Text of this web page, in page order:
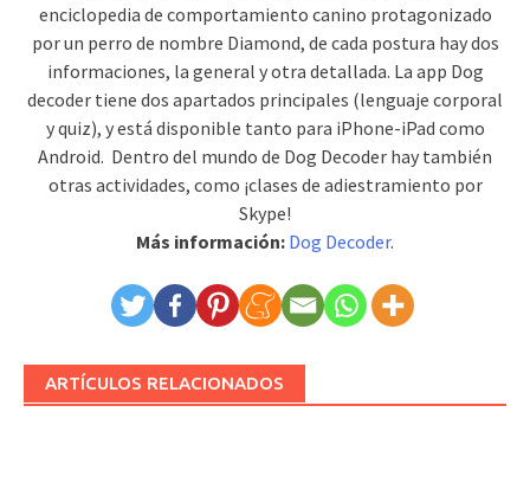
enciclopedia de comportamiento canino protagonizado
por un perro de nombre Diamond, de cada postura hay dos
informaciones, la general y otra detallada. La app Dog
decoder tiene dos apartados principales (lenguaje corporal
y quiz), y está disponible tanto para iPhone-iPad como
Android. Dentro del mundo de Dog Decoder hay también
otras actividades, como ¡clases de adiestramiento por
Skype!
Más información: Dog Decoder.
ARTÍCULOS RELACIONADOS